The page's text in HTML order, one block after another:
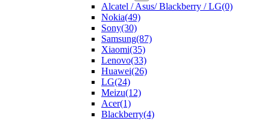
Alcatel / Asus/ Blackberry / LG(0)
Nokia(49)
Sony(30)
Samsung(87)
Xiaomi(35)
Lenovo(33)
Huawei(26)
LG(24)
Meizu(12)
Acer(1)
Blackberry(4)